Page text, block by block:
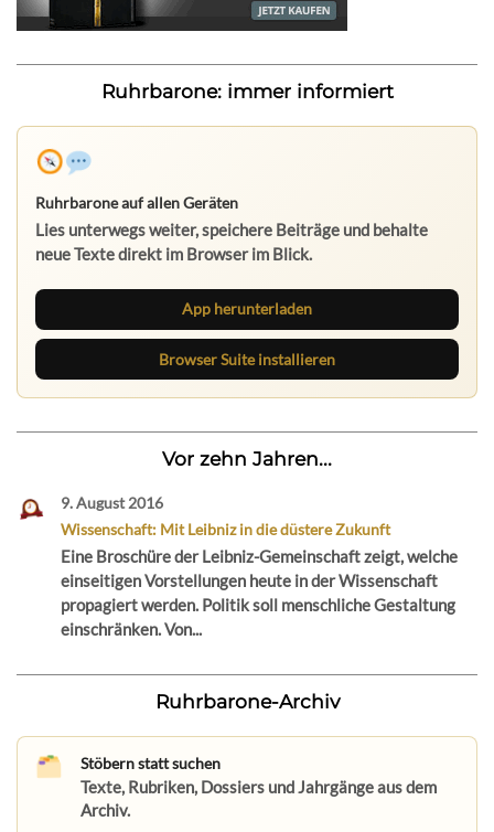
Ruhrbarone: immer informiert
Ruhrbarone auf allen Geräten
Lies unterwegs weiter, speichere Beiträge und behalte
neue Texte direkt im Browser im Blick.
App herunterladen
Browser Suite installieren
Vor zehn Jahren...
9. August 2016
Wissenschaft: Mit Leibniz in die düstere Zukunft
Eine Broschüre der Leibniz-Gemeinschaft zeigt, welche
einseitigen Vorstellungen heute in der Wissenschaft
propagiert werden. Politik soll menschliche Gestaltung
einschränken. Von...
Ruhrbarone-Archiv
Stöbern statt suchen
Texte, Rubriken, Dossiers und Jahrgänge aus dem
Archiv.